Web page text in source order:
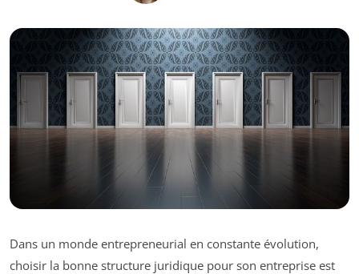
Dans un monde entrepreneurial en constante évolution,
choisir la bonne structure juridique pour son entreprise est